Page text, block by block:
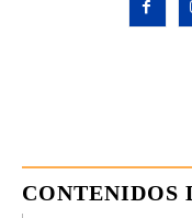
CONTENIDOS